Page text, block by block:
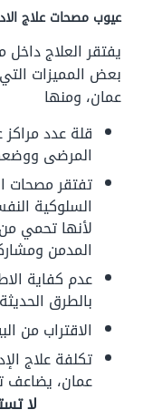
عيوب مصحات علاج
يفتقر العلاج
بعض المميزات
عمان، ومنها
قلة عدد
المرضى
تفتقر مصحات
السلوكية
لأنها تحمي
المدمن
عدم كفاية
بالطرق
الاقتراب من
تكلفة علاج
عمان، يضاعف
لا